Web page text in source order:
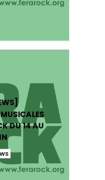
DU 14 AU